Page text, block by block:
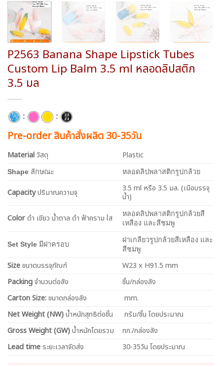
P2563 Banana Shape Lipstick Tubes
Custom Lip Balm 3.5 ml หลอดลิปสติก
3.5 มล
: :
Pre-order สินค้าสั่งผลิต 30-35วัน
Material วัสดุ Plastic
Shape ลักษณะ หลอดลิปพลาสติกรูปกล้วย
Capacityปริมาณความจุ
3.5 ml หรือ 3.5 มล. (เมือบรรจุ
น้ำ)
Colorดำ เขียว น้ำตาล ดำ ฟ้าคราม ใส
หลอดลิปพลาสติกรูปกล้วยสี
เหลือง และสีชมพู
Set Style มีฝาครอบ
ฝาเกลียวรูปกล้วยสีเหลือง และ
สีชมพู
Sizeขนาดบรรจุภัณฑ์
W23 x H91.5 mm
Packingจำนวนต่อลัง
ชิ้น/กล่องลัง
Carton Size:ขนาดกล่องลัง
mm.
NetWeight (NW)น้ำหนักสุทธิต่อชิ้น
กรัม/ชิ้น โดยประมาณ
Gross Weight (GW)น้ำหนักโดยรวม
กก./กล่องลัง
Lead time ระยะเวลาจัดส่ง 30-35วัน โดยประมาณ